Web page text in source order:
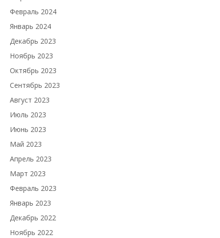
Февраль 2024
Январь 2024
Декабрь 2023
Ноябрь 2023
Октябрь 2023
Сентябрь 2023
Август 2023
Июль 2023
Июнь 2023
Май 2023
Апрель 2023
Март 2023
Февраль 2023
Январь 2023
Декабрь 2022
Ноябрь 2022